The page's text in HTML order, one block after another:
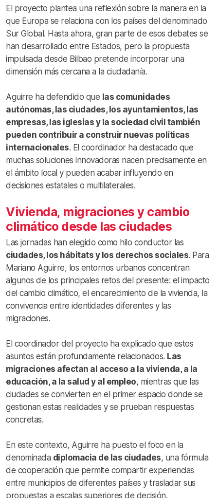
El proyecto plantea una reflexión sobre la manera en la
que Europa se relaciona con los países del denominado
Sur Global. Hasta ahora, gran parte de esos debates se
han desarrollado entre Estados, pero la propuesta
impulsada desde Bilbao pretende incorporar una
dimensión más cercana a la ciudadanía.
Aguirre ha defendido que las comunidades
autónomas, las ciudades, los ayuntamientos, las
empresas, las iglesias y la sociedad civil también
pueden contribuir a construir nuevas políticas
internacionales. El coordinador ha destacado que
muchas soluciones innovadoras nacen precisamente en
el ámbito local y pueden acabar influyendo en
decisiones estatales o multilaterales.
Vivienda, migraciones y cambio
climático desde las ciudades
Las jornadas han elegido como hilo conductor las
ciudades, los hábitats y los derechos sociales. Para
Mariano Aguirre, los entornos urbanos concentran
algunos de los principales retos del presente: el impacto
del cambio climático, el encarecimiento de la vivienda, la
convivencia entre identidades diferentes y las
migraciones.
El coordinador del proyecto ha explicado que estos
asuntos están profundamente relacionados. Las
migraciones afectan al acceso a la vivienda, a la
educación, a la salud y al empleo, mientras que las
ciudades se convierten en el primer espacio donde se
gestionan estas realidades y se prueban respuestas
concretas.
En este contexto, Aguirre ha puesto el foco en la
denominada diplomacia de las ciudades, una fórmula
de cooperación que permite compartir experiencias
entre municipios de diferentes países y trasladar sus
propuestas a escalas superiores de decisión.